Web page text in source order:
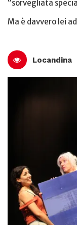
“sorvegliata
Ma è davvero lei
Locandina